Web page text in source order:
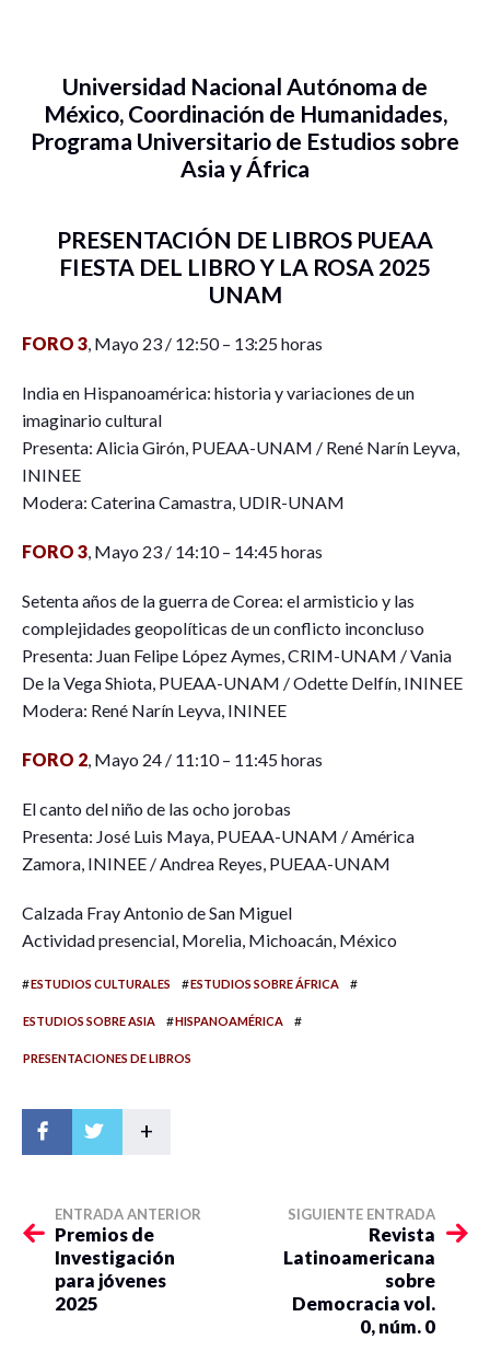
Universidad Nacional Autónoma de
México, Coordinación de Humanidades,
Programa Universitario de Estudios sobre
Asia y África
PRESENTACIÓN DE LIBROS PUEAA
FIESTA DEL LIBRO Y LA ROSA 2025
UNAM
FORO 3, Mayo 23 / 12:50 – 13:25 horas
India en Hispanoamérica: historia y variaciones de un
imaginario cultural
Presenta: Alicia Girón, PUEAA-UNAM / René Narín Leyva,
ININEE
Modera: Caterina Camastra, UDIR-UNAM
FORO 3, Mayo 23 / 14:10 – 14:45 horas
Setenta años de la guerra de Corea: el armisticio y las
complejidades geopolíticas de un conflicto inconcluso
Presenta: Juan Felipe López Aymes, CRIM-UNAM / Vania
De la Vega Shiota, PUEAA-UNAM / Odette Delfín, ININEE
Modera: René Narín Leyva, ININEE
FORO 2, Mayo 24 / 11:10 – 11:45 horas
El canto del niño de las ocho jorobas
Presenta: José Luis Maya, PUEAA-UNAM / América
Zamora, ININEE / Andrea Reyes, PUEAA-UNAM
Calzada Fray Antonio de San Miguel
Actividad presencial, Morelia, Michoacán, México
#ESTUDIOS CULTURALES #ESTUDIOS SOBRE ÁFRICA #
ESTUDIOS SOBRE ASIA #HISPANOAMÉRICA #
PRESENTACIONES DE LIBROS
+
ENTRADA ANTERIOR
Premios de
Investigación
para jóvenes
2025
SIGUIENTE ENTRADA
Revista
Latinoamericana
sobre
Democracia vol.
0, núm. 0